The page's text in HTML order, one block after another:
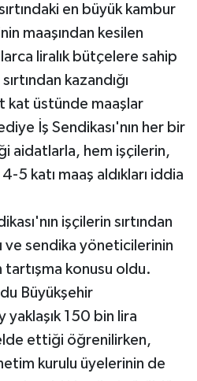
en büyük kambur
maaşından kesilen
liralık bütçelere sahip
kazandığı
kat üstünde maaşlar
İş Sendikası'nın her bir
aidatlarla, hem işçilerin,
5 katı maaş aldıkları iddia
işçilerin sırtından
ve sendika yöneticilerinin
tartışma konusu oldu.
Büyükşehir
yaklaşık 150 bin lira
ettiği öğrenilirken,
kurulu üyelerinin de